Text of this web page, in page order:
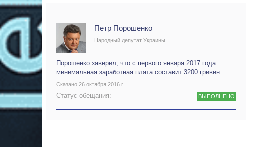
Петр Порошенко
Народный депутат Украины
Порошенко заверил, что с первого января 2017 года
минимальная заработная плата составит 3200 гривен
Сказано 26 октября 2016 г.
Статус обещания: ВЫПОЛНЕНО